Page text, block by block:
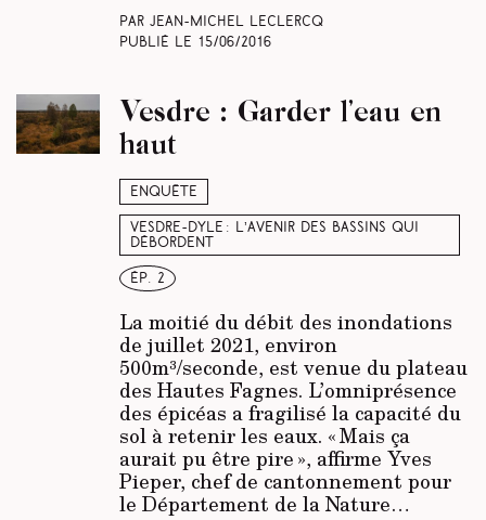
Par Jean-Michel Leclercq
Publié le 15/06/2016
Enquête
Vesdre-Dyle : l’avenir des bassins qui
débordent
ép. 2
Vesdre : Garder l’eau en
haut
La moitié du débit des inondations
de juillet 2021, environ
500m³/seconde, est venue du plateau
des Hautes Fagnes. L’omniprésence
des épicéas a fragilisé la capacité du
sol à retenir les eaux. « Mais ça
aurait pu être pire », affirme Yves
Pieper, chef de cantonnement pour
le Département de la Nature…